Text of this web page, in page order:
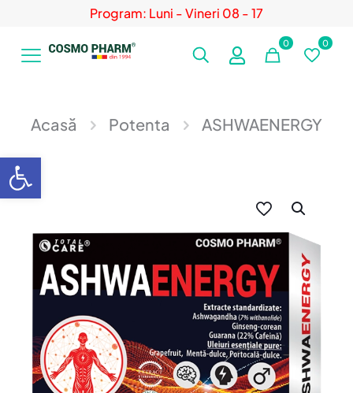
Program: Luni - Vineri 08 - 17
0 0
Acasă Potenta ASHWAENERGY
Deschide bara de unelte